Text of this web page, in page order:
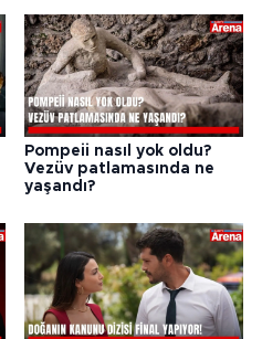
Pompeii nasıl yok oldu?
Vezüv patlamasında ne
yaşandı?